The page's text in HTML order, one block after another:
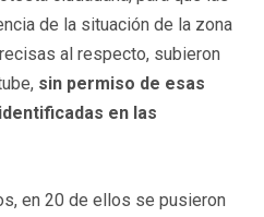
de la situación de la zona
al respecto, subieron
sin permiso de esas
en las
en 20 de ellos se pusieron